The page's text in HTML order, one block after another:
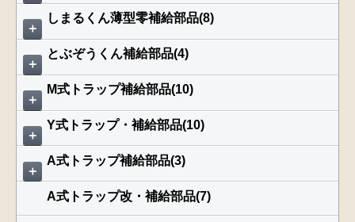
＋
しまるくん薄型零補給部品(8)
＋
とぶぞうくん補給部品(4)
＋
M式トラップ補給部品(10)
＋
Y式トラップ・補給部品(10)
＋
A式トラップ補給部品(3)
A式トラップ改・補給部品(7)